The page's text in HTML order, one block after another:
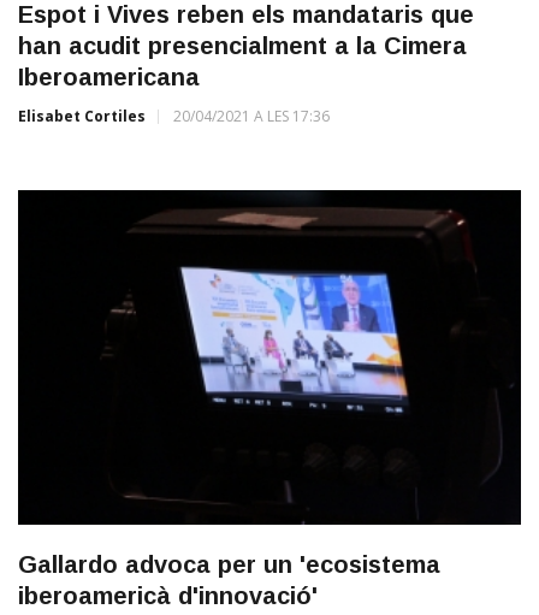
Espot i Vives reben els mandataris que
han acudit presencialment a la Cimera
Iberoamericana
Elisabet Cortiles 20/04/2021 A LES 17:36
Gallardo advoca per un 'ecosistema
iberoamericà d'innovació'